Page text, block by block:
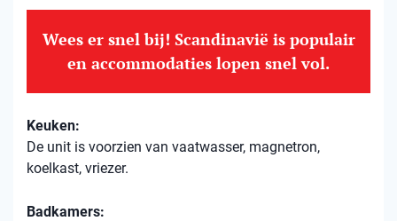
Wees er snel bij! Scandinavië is populair
en accommodaties lopen snel vol.
Keuken:
De unit is voorzien van vaatwasser, magnetron,
koelkast, vriezer.
Badkamers: